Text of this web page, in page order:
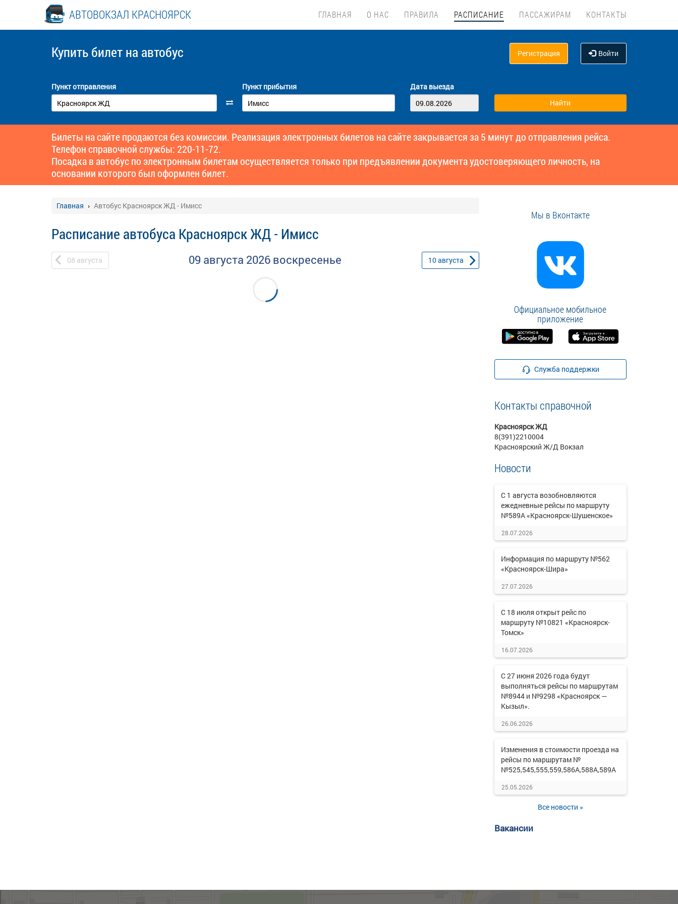
АВТОВОКЗАЛ КРАСНОЯРСК ГЛАВНАЯ О НАС ПРАВИЛА РАСПИСАНИЕ ПАССАЖИРАМ КОНТАКТЫ
Купить билет на автобус Регистрация Войти
Пункт отправления Пункт прибытия Дата выезда
Билеты на сайте продаются без комиссии. Реализация электронных билетов на сайте закрывается за 5 минут до отправления рейса.
Телефон справочной службы: 220-11-72.
Посадка в автобус по электронным билетам осуществляется только при предъявлении документа удостоверяющего личность, на
основании которого был оформлен билет.
Главная Автобус Красноярск ЖД - Имисс
Расписание автобуса Красноярск ЖД - Имисс
08 августа 09 августа 2026 воскресенье 10августа
Мы в Вконтакте
Официальное мобильное
приложение
Служба поддержки
Контакты справочной
Красноярск ЖД
8(391)2210004
Красноярский Ж/Д Вокзал
Новости
С 1 августа возобновляются
ежедневные рейсы по маршруту
№589А «Красноярск-Шушенское»
28.07.2026
Информация по маршруту №562
«Красноярск-Шира»
27.07.2026
С 18 июля открыт рейс по
маршруту №10821 «Красноярск-
Томск»
16.07.2026
С 27 июня 2026 года будут
выполняться рейсы по маршрутам
№8944 и №9298 «Красноярск —
Кызыл».
26.06.2026
Изменения в стоимости проезда на
рейсы по маршрутам №
№525,545,555,559,586А,588А,589А
25.05.2026
Все новости »
Вакансии